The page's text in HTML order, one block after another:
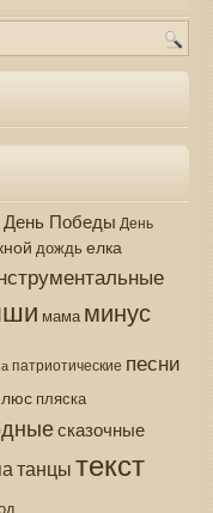
День Победы День
дождь елка
мама минус
патриотические песни
пляска
сказочные
танцытекст